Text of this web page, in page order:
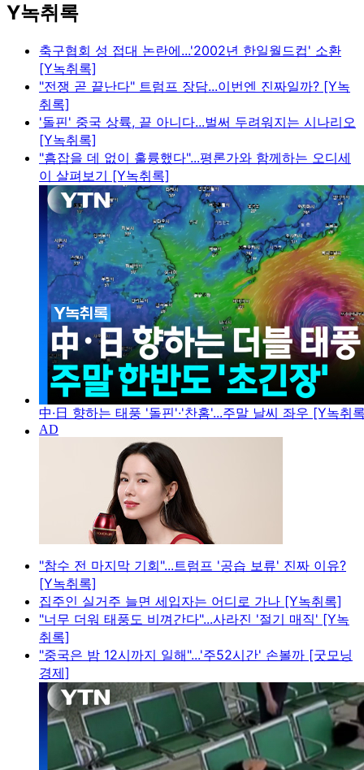
Y녹취록
축구협회 성 접대 논란에...'2002년 한일월드컵' 소환
[Y녹취록]
"전쟁 곧 끝난다" 트럼프 장담...이번엔 진짜일까? [Y녹
취록]
'돌핀' 중국 상륙, 끝 아니다...벌써 두려워지는 시나리오
[Y녹취록]
"흠잡을 데 없이 훌륭했다"...평론가와 함께하는 오디세
이 살펴보기 [Y녹취록]
中·日 향하는 태풍 '돌핀'·'찬홈'...주말 날씨 좌우 [Y녹취
"참수 전 마지막 기회"...트럼프 '공습 보류' 진짜 이유?
[Y녹취록]
집주인 실거주 늘면 세입자는 어디로 가나 [Y녹취록]
"너무 더워 태풍도 비껴간다"...사라진 '절기 매직' [Y녹
취록]
"중국은 밤 12시까지 일해"...'주52시간' 손볼까 [굿모닝
경제]